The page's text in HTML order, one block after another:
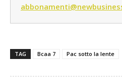
TAG Bcaa 7 Pac sotto la lente